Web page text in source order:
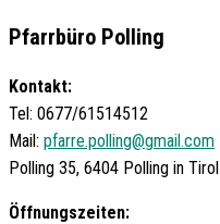
Pfarrbüro Polling
Kontakt:
Tel: 0677/61514512
Mail: pfarre.polling@gmail.com
Polling 35, 6404 Polling in Tirol
Öffnungszeiten: